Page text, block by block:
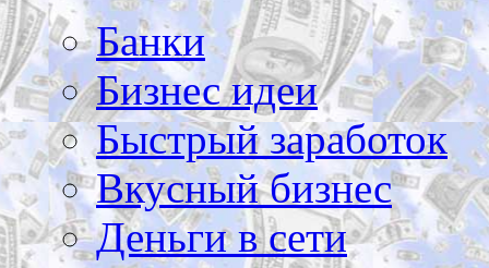
Банки
Бизнес идеи
Быстрый заработок
Вкусный бизнес
Деньги в сети